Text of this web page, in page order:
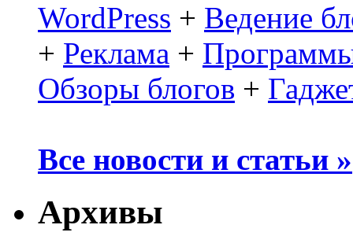
WordPress + Ведение
+ Реклама +
Обзоры блогов +
Все новости и статьи »
Архивы